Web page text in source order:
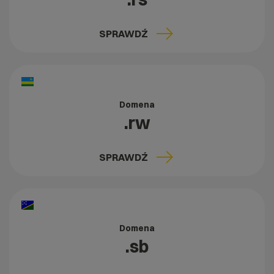
SPRAWDŹ
Domena
.rw
SPRAWDŹ
Domena
.sb